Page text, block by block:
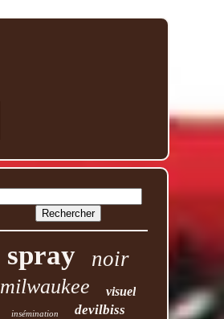
spray noir
milwaukee visuel
insémination devilbiss